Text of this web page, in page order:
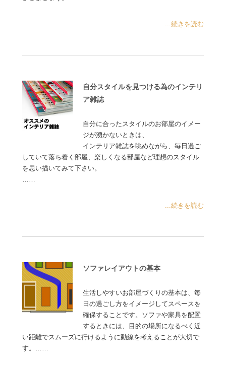
...続きを読む
自分スタイルを見つける為のインテリ
ア雑誌
自分に合ったスタイルのお部屋のイメー
ジが湧かないときは、
インテリア雑誌を眺めながら、毎日過ご
していて落ち着く部屋、楽しくなる部屋など理想のスタイル
を思い描いてみて下さい。
……
...続きを読む
ソファレイアウトの基本
生活しやすいお部屋づくりの基本は、毎
日の過ごし方をイメージしてスペースを
確保することです。ソファや家具を配置
するときには、目的の場所になるべく近
い距離でスムーズに行けるように動線を考えることが大切で
す。……